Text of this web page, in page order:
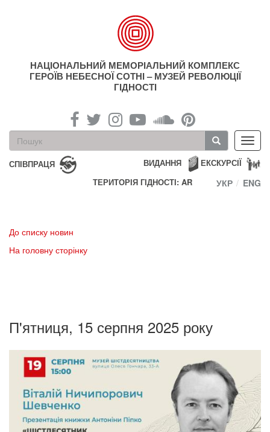
НАЦІОНАЛЬНИЙ МЕМОРІАЛЬНИЙ КОМПЛЕКС
ГЕРОЇВ НЕБЕСНОЇ СОТНІ – МУЗЕЙ РЕВОЛЮЦІЇ
ГІДНОСТІ
Пошукова
форма
Пошук
СПІВПРАЦЯ ЕКСКУРСІЇ
ВИДАННЯ
ТЕРИТОРІЯ ГІДНОСТІ: AR
УКР ENG
До списку новин
На головну сторінку
П'ятниця, 15 серпня 2025 року